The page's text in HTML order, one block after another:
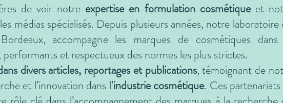
de voir notre expertise en formulation cosmétiqueet
médias spécialisés. Depuis plusieurs années, notre laboratoire
accompagne les marques de cosmétiques
et respectueux des normes les plus strictes.
divers articles, reportages et publications, témoignant de
et l’innovation dans l’industrie cosmétique. Ces